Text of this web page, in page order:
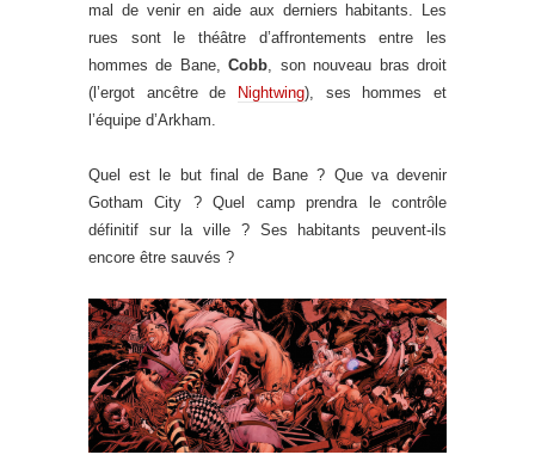
mal de venir en aide aux derniers habitants. Les
rues sont le théâtre d’affrontements entre les
hommes de Bane,Cobb, son nouveau bras droit
(l’ergot ancêtre de
Nightwing), ses hommes et
l’équipe d’Arkham.
Quel est le but final de Bane ? Que va devenir
Gotham City ? Quel camp prendra le contrôle
définitif sur la ville ? Ses habitants peuvent-ils
encore être sauvés ?